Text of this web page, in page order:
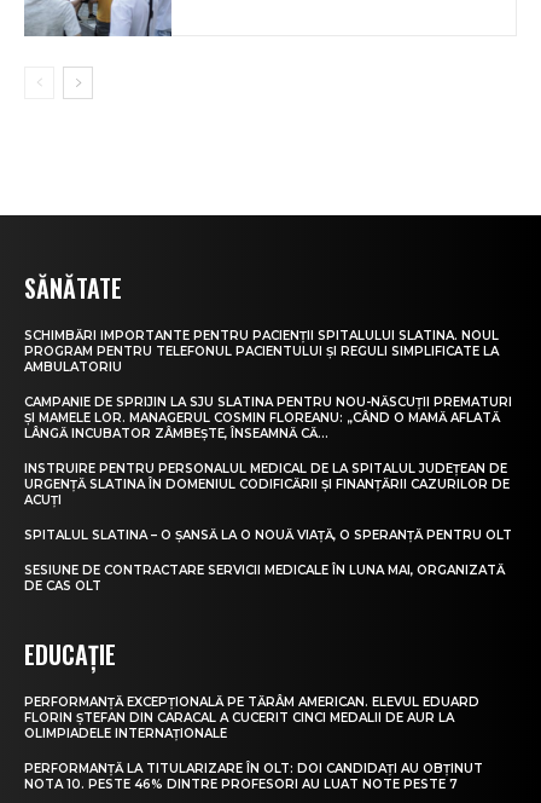
SĂNĂTATE
SCHIMBĂRI IMPORTANTE PENTRU PACIENȚII SPITALULUI SLATINA. NOUL
PROGRAM PENTRU TELEFONUL PACIENTULUI ȘI REGULI SIMPLIFICATE LA
AMBULATORIU
CAMPANIE DE SPRIJIN LA SJU SLATINA PENTRU NOU-NĂSCUȚII PREMATURI
ȘI MAMELE LOR. MANAGERUL COSMIN FLOREANU: „CÂND O MAMĂ AFLATĂ
LÂNGĂ INCUBATOR ZÂMBEȘTE, ÎNSEAMNĂ CĂ...
INSTRUIRE PENTRU PERSONALUL MEDICAL DE LA SPITALUL JUDEȚEAN DE
URGENȚĂ SLATINA ÎN DOMENIUL CODIFICĂRII ȘI FINANȚĂRII CAZURILOR DE
ACUȚI
SPITALUL SLATINA – O ȘANSĂ LA O NOUĂ VIAȚĂ, O SPERANȚĂ PENTRU OLT
SESIUNE DE CONTRACTARE SERVICII MEDICALE ÎN LUNA MAI, ORGANIZATĂ
DE CAS OLT
EDUCAȚIE
PERFORMANȚĂ EXCEPȚIONALĂ PE TĂRÂM AMERICAN. ELEVUL EDUARD
FLORIN ȘTEFAN DIN CARACAL A CUCERIT CINCI MEDALII DE AUR LA
OLIMPIADELE INTERNAȚIONALE
PERFORMANȚĂ LA TITULARIZARE ÎN OLT: DOI CANDIDAȚI AU OBȚINUT
NOTA 10. PESTE 46% DINTRE PROFESORI AU LUAT NOTE PESTE 7